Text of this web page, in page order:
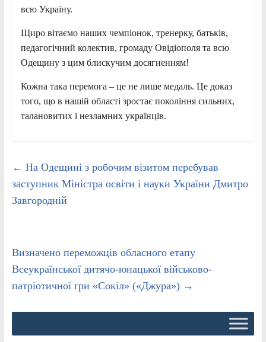
всю Україну.
Щиро вітаємо наших чемпіонок, тренерку, батьків,
педагогічний колектив, громаду Овідіополя та всю
Одещину з цим блискучим досягненням!
Кожна така перемога – це не лише медаль. Це доказ
того, що в нашій області зростає покоління сильних,
талановитих і незламних українців.
← На Одещині з робочим візитом перебував
заступник Міністра освіти і науки України Дмитро
Завгородній
Визначено переможців обласного етапу
Всеукраїнської дитячо-юнацької військово-
патріотичної гри «Сокіл» («Джура») →